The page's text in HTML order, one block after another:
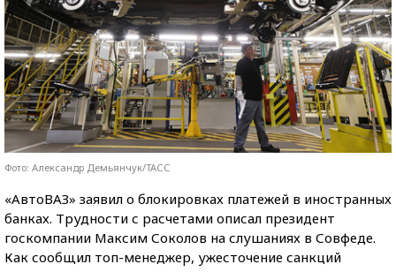
Фото: Александр Демьянчук/ТАСС
«АвтоВАЗ» заявил о блокировках платежей в иностранных
банках. Трудности с расчетами описал президент
госкомпании Максим Соколов на слушаниях в Совфеде.
Как сообщил топ-менеджер, ужесточение санкций